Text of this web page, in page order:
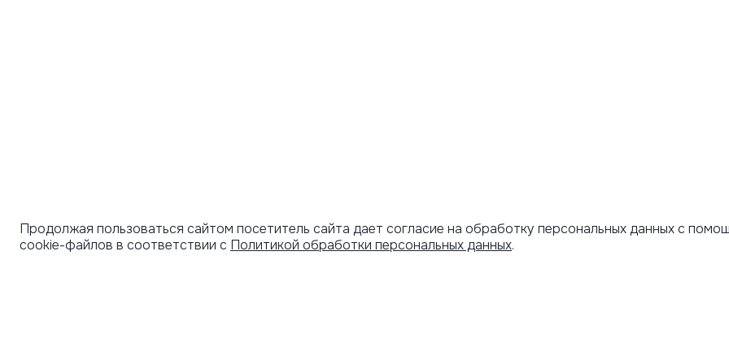
Продолжая пользоваться сайтом посетитель сайта дает согласие на обработку персональных данных с
cookie-файлов в соответствии с Политикой обработки персональных данных.